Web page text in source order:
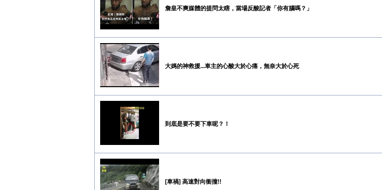
詹皇不爽媒體的提問太瞎，當場反酸記者「你有腦嗎？」
大媽的神救援...車主的心酸大於心痛，無奈大於心死
到底是要不要下車呢？！
[車禍] 高速對向衝撞!!